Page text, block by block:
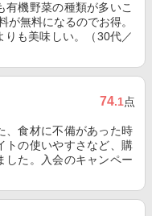
機野菜の種類が多いこ
が無料になるのでお得。
も美味しい。（30代／
74.1点
、食材に不備があった時
トの使いやすさなど、購
した。入会のキャンペー